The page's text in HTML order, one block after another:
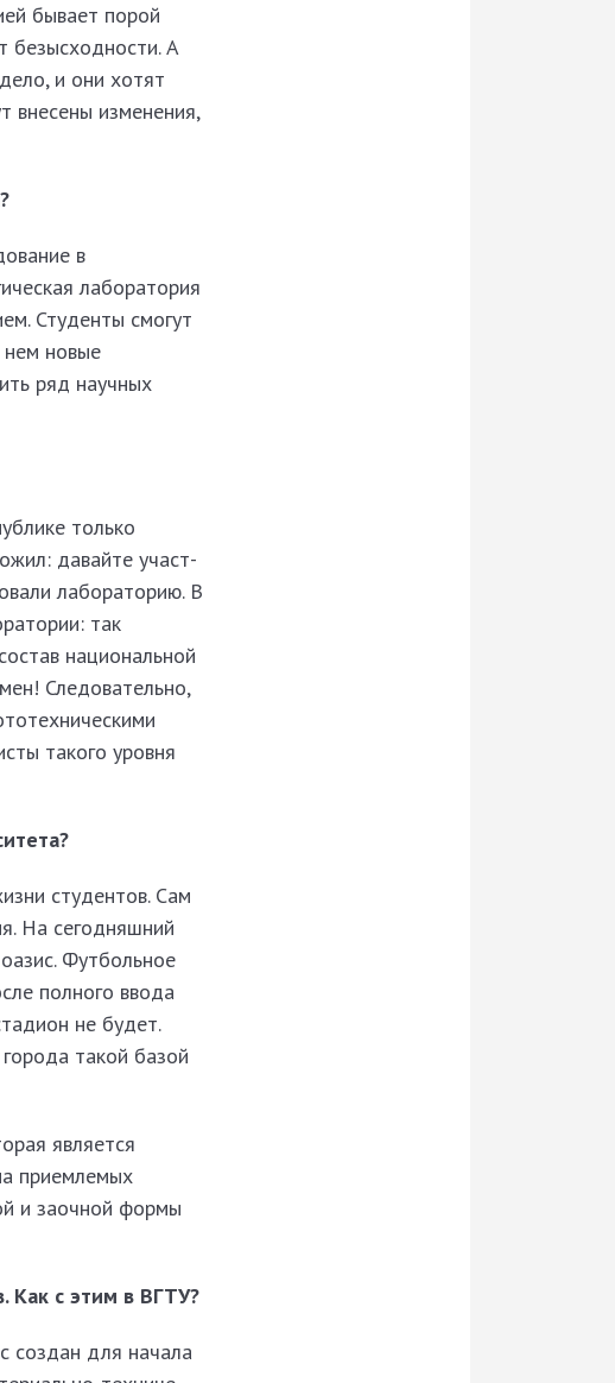
бывает порой
безысходности. А
и они хотят
внесены изменения,
в
лаборатория
Студенты смогут
нем новые
ряд научных
только
давайте участ­
лабораторию. В
так
национальной
Следовательно,
такого уровня
студентов. Сам
На сегодняшний
Футбольное
полного ввода
не будет.
такой базой
является
приемлемых
и заочной формы
Как с этим в ВГТУ?
создан для начала